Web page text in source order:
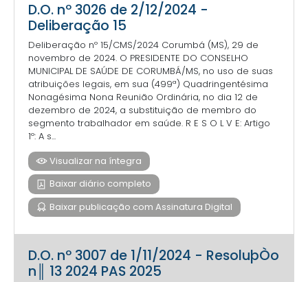
D.O. nº 3026 de 2/12/2024 -
Deliberação 15
Deliberação nº 15/CMS/2024 Corumbá (MS), 29 de
novembro de 2024. O PRESIDENTE DO CONSELHO
MUNICIPAL DE SAÚDE DE CORUMBÁ/MS, no uso de suas
atribuições legais, em sua (499ª) Quadringentésima
Nonagésima Nona Reunião Ordinária, no dia 12 de
dezembro de 2024, a substituição de membro do
segmento trabalhador em saúde. R E S O L V E: Artigo
1º: A s...
Visualizar na íntegra
Baixar diário completo
Baixar publicação com Assinatura Digital
D.O. nº 3007 de 1/11/2024 - ResoluþÒo
n║ 13 2024 PAS 2025